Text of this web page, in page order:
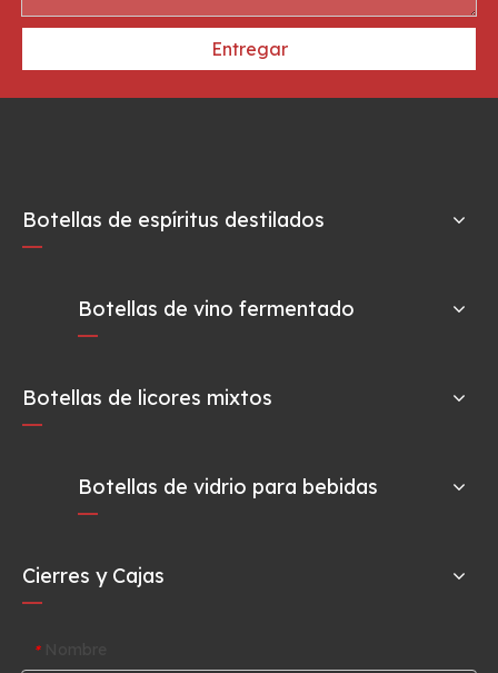
Entregar
Botellas de espíritus destilados
Botellas de vino fermentado
Botellas de licores mixtos
Botellas de vidrio para bebidas
Cierres y Cajas
*